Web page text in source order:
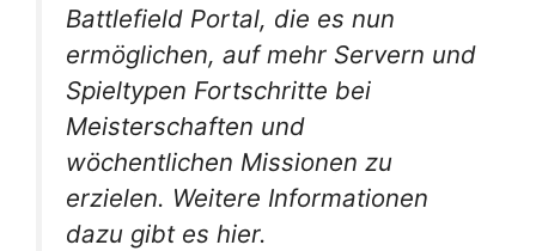
Battlefield Portal, die es nun
ermöglichen, auf mehr Servern und
Spieltypen Fortschritte bei
Meisterschaften und
wöchentlichen Missionen zu
erzielen. Weitere Informationen
dazu gibt es hier.